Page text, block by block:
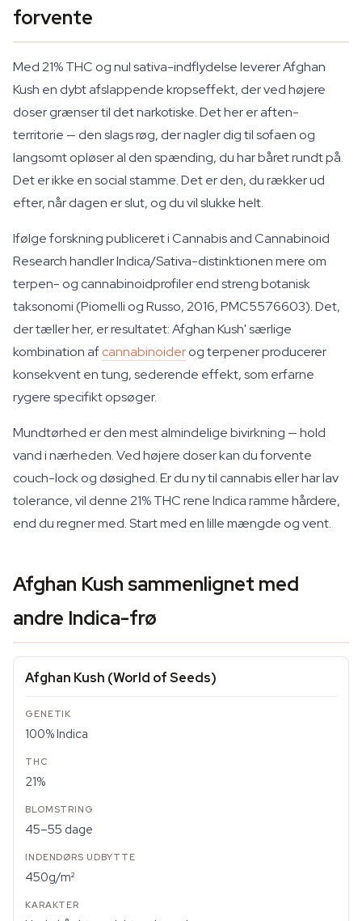
forvente
Med 21% THC og nul sativa-indflydelse leverer Afghan
Kush en dybt afslappende kropseffekt, der ved højere
doser grænser til det narkotiske. Det her er aften-
territorie — den slags røg, der nagler dig til sofaen og
langsomt opløser al den spænding, du har båret rundt på.
Det er ikke en social stamme. Det er den, du rækker ud
efter, når dagen er slut, og du vil slukke helt.
Ifølge forskning publiceret i Cannabis and Cannabinoid
Research handler Indica/Sativa-distinktionen mere om
terpen- og cannabinoidprofiler end streng botanisk
taksonomi (Piomelli og Russo, 2016, PMC5576603). Det,
der tæller her, er resultatet: Afghan Kush' særlige
kombination afcannabinoiderog terpener producerer
konsekvent en tung, sederende effekt, som erfarne
rygere specifikt opsøger.
Mundtørhed er den mest almindelige bivirkning — hold
vand i nærheden. Ved højere doser kan du forvente
couch-lock og døsighed. Er du ny til cannabis eller har lav
tolerance, vil denne 21% THC rene Indica ramme hårdere,
end du regner med. Start med en lille mængde og vent.
Afghan Kush sammenlignet med
andre Indica-frø
Afghan Kush (World of Seeds)
100% Indica
21%
45–55 dage
450g/m²